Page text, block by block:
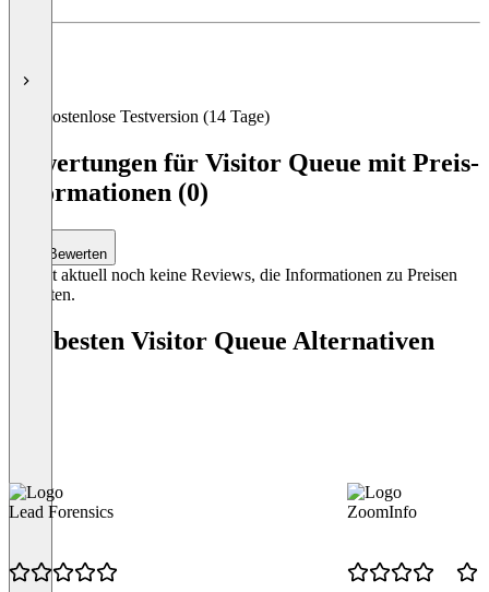
Kostenlose Testversion (14 Tage)
Bewertungen für Visitor Queue mit Preis-
Informationen (0)
Bewerten
Es gibt aktuell noch keine Reviews, die Informationen zu Preisen
enthalten.
Die besten Visitor Queue Alternativen
Lead Forensics ZoomInfo